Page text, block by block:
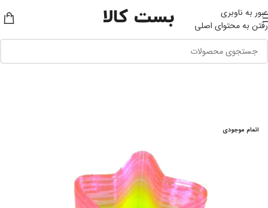
عبور به ناوبری
رفتن به محتوای اصلی
اتمام موجودی